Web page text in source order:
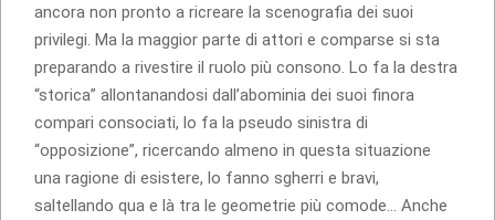
ancora non pronto a ricreare la scenografia dei suoi
privilegi. Ma la maggior parte di attori e comparse si sta
preparando a rivestire il ruolo più consono. Lo fa la destra
“storica” allontanandosi dall’abominia dei suoi finora
compari consociati, lo fa la pseudo sinistra di
“opposizione”, ricercando almeno in questa situazione
una ragione di esistere, lo fanno sgherri e bravi,
saltellando qua e là tra le geometrie più comode… Anche